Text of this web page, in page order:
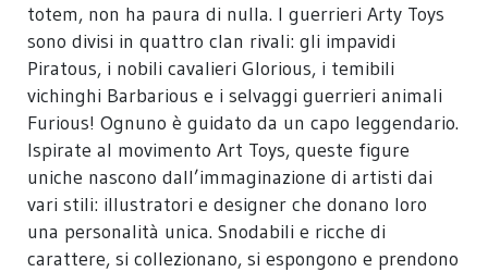
totem, non ha paura di nulla. I guerrieri Arty Toys
sono divisi in quattro clan rivali: gli impavidi
Piratous, i nobili cavalieri Glorious, i temibili
vichinghi Barbarious e i selvaggi guerrieri animali
Furious! Ognuno è guidato da un capo leggendario.
Ispirate al movimento Art Toys, queste figure
uniche nascono dall’immaginazione di artisti dai
vari stili: illustratori e designer che donano loro
una personalità unica. Snodabili e ricche di
carattere, si collezionano, si espongono e prendono